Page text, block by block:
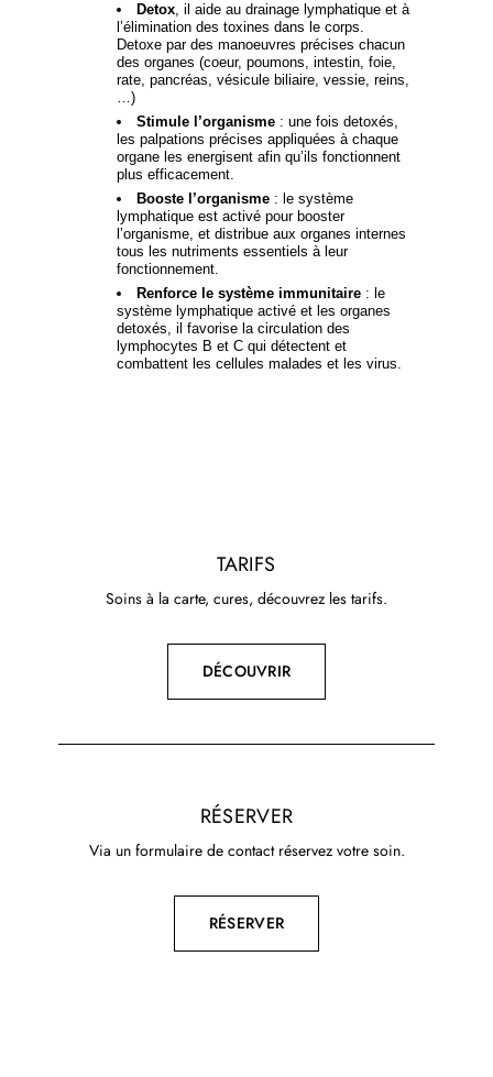
Detox, il aide au drainage lymphatique et à
l’élimination des toxines dans le corps.
Detoxe par des manoeuvres précises chacun
des organes (coeur, poumons, intestin, foie,
rate, pancréas, vésicule biliaire, vessie, reins,
…)
Stimule l’organisme : une fois detoxés,
les palpations précises appliquées à chaque
organe les energisent afin qu’ils fonctionnent
plus efficacement.
Booste l’organisme : le système
lymphatique est activé pour booster
l’organisme, et distribue aux organes internes
tous les nutriments essentiels à leur
fonctionnement.
Renforce le système immunitaire : le
système lymphatique activé et les organes
detoxés, il favorise la circulation des
lymphocytes B et C qui détectent et
combattent les cellules malades et les virus.
TARIFS
Soins à la carte, cures, découvrez les tarifs.
DÉCOUVRIR
RÉSERVER
Via un formulaire de contact réservez votre soin.
RÉSERVER